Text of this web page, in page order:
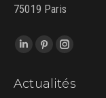
75019 Paris
Trouvez nous sur :
LinkedIn
opens
Pinterest
opens
Instagram
opens
Actualités